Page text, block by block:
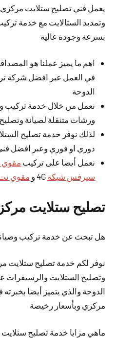
وتمديد الستالايت مع خدمة
بسرعة وجودة عالية
اهم ما يميز عملنا هو
في العمل عبر افضل شركة
الدوحة
نعمل من خلال خدمة تركيب
ورشات متنقلة لصيانة
لذلك نوفر خدمة تصليح
دوري او فوري وعبر افضل
نعمل أيضا على تركيب
سيرفس شبكة 4G و مقوي
تصليح ستلايت
هل تبحث عن خدمة تركيب
نوفر لكم خدمة تصليح ستلايت
وتصليح الستلايت والرسيفرات
الدوحة والذي يتميز أيضا
مركزي وبأسعار رخيصة
ماهي مزايا خدمة تصليح